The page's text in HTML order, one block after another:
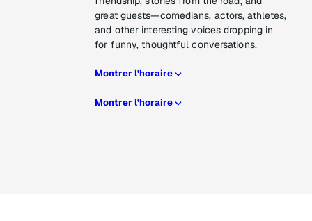
great guests—comedians, actors, athletes,
and other interesting voices dropping in
for funny, thoughtful conversations.
Montrer l’horaire
Montrer l’horaire